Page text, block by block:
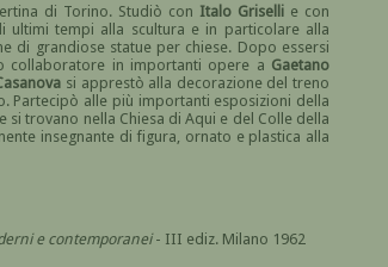
di Torino. Studiò con Italo Grisellie con
ultimi tempi alla scultura e in particolare alla
di grandiose statue per chiese. Dopo essersi
collaboratore in importanti opere a Gaetano
si apprestò alla decorazione del treno
Partecipò alle più importanti esposizioni della
trovano nella Chiesa di Aqui e del Colle della
insegnante di figura, ornato e plastica alla
e contemporanei- III ediz. Milano 1962